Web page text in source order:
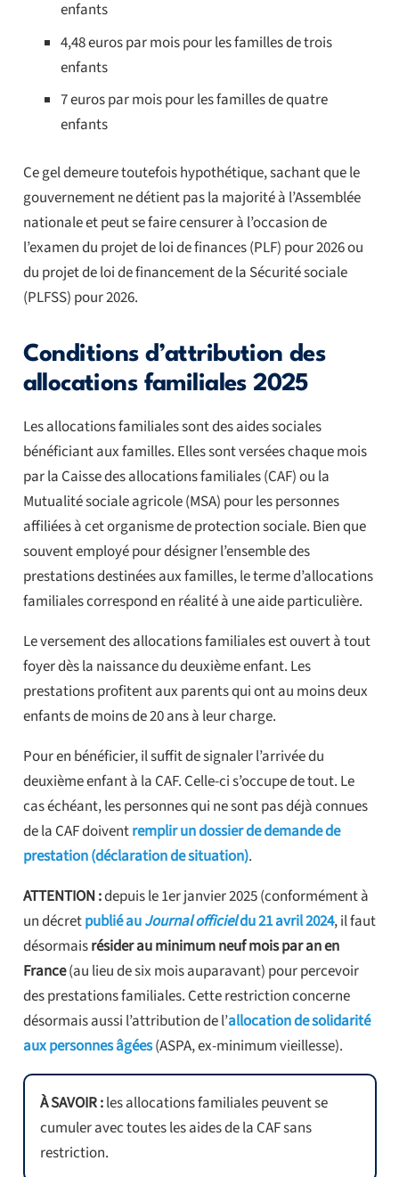
enfants
4,48 euros par mois pour les familles de trois
enfants
7 euros par mois pour les familles de quatre
enfants
Ce gel demeure toutefois hypothétique, sachant que le
gouvernement ne détient pas la majorité à l’Assemblée
nationale et peut se faire censurer à l’occasion de
l’examen du projet de loi de finances (PLF) pour 2026 ou
du projet de loi de financement de la Sécurité sociale
(PLFSS) pour 2026.
Conditions d’attribution des
allocations familiales 2025
Les allocations familiales sont des aides sociales
bénéficiant aux familles. Elles sont versées chaque mois
par la Caisse des allocations familiales (CAF) ou la
Mutualité sociale agricole (MSA) pour les personnes
affiliées à cet organisme de protection sociale. Bien que
souvent employé pour désigner l’ensemble des
prestations destinées aux familles, le terme d’allocations
familiales correspond en réalité à une aide particulière.
Le versement des allocations familiales est ouvert à tout
foyer dès la naissance du deuxième enfant. Les
prestations profitent aux parents qui ont au moins deux
enfants de moins de 20 ans à leur charge.
Pour en bénéficier, il suffit de signaler l’arrivée du
deuxième enfant à la CAF. Celle-ci s’occupe de tout. Le
cas échéant, les personnes qui ne sont pas déjà connues
de la CAF doiventremplir un dossier de demande de
prestation (déclaration de situation).
ATTENTION :depuis le 1er janvier 2025 (conformément à
un décretpublié auJournal officieldu 21 avril 2024, il faut
désormaisrésider au minimum neuf mois par an en
France(au lieu de six mois auparavant) pour percevoir
des prestations familiales. Cette restriction concerne
désormais aussi l’attribution de l’allocation de solidarité
aux personnes âgées(ASPA, ex-minimum vieillesse).
À SAVOIR :les allocations familiales peuvent se
cumuler avec toutes les aides de la CAF sans
restriction.